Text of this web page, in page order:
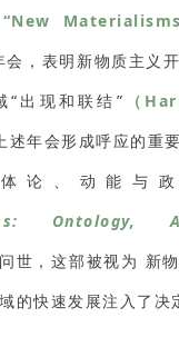
“New
会，表明新物质主义
“出现和联结” （
述年会形成呼应的重
论、动能与
Ontology,
世，这部被视为 新
的快速发展注入了决